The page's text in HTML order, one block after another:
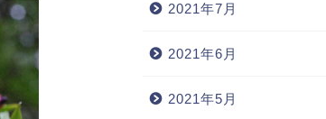
2021年7月
2021年6月
2021年5月